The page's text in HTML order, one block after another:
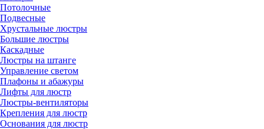
Потолочные
Подвесные
Хрустальные люстры
Большие люстры
Каскадные
Люстры на штанге
Управление светом
Плафоны и абажуры
Лифты для люстр
Люстры-вентиляторы
Крепления для люстр
Основания для люстр